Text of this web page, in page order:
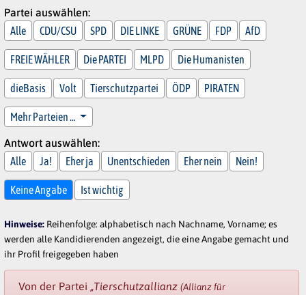
Partei auswählen:
Alle
CDU/CSU SPD DIE LINKE GRÜNE FDP AfD
FREIE WÄHLER Die PARTEI MLPD Die Humanisten
dieBasis Volt Tierschutzpartei ÖDP PIRATEN
Mehr Parteien …
Antwort auswählen:
Alle
Ja! Eher ja Unentschieden Eher nein Nein!
Keine Angabe Ist wichtig
Hinweise: Reihenfolge: alphabetisch nach Nachname, Vorname; es
werden alle Kandidierenden angezeigt, die eine Angabe gemacht und
ihr Profil freigegeben haben
Von der Partei „Tierschutzallianz (Allianz für